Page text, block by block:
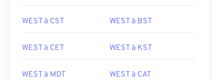
WEST à CST WEST à BST
WEST à CET WEST à KST
WEST à MDT WEST à CAT